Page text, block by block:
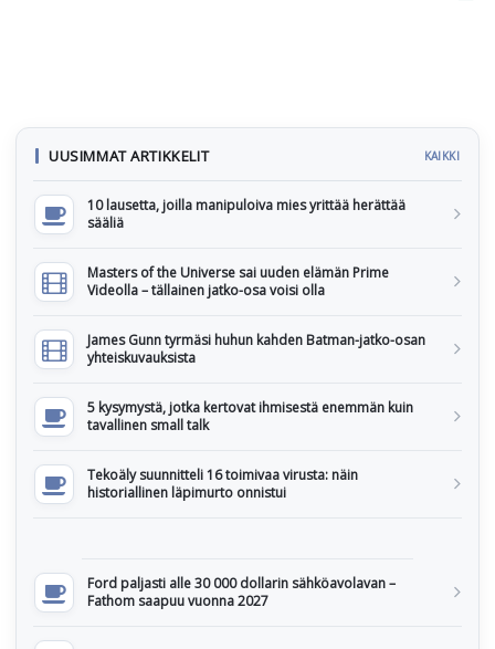
UUSIMMAT ARTIKKELIT KAIKKI
10 lausetta, joilla manipuloiva mies yrittää herättää
sääliä
Masters of the Universe sai uuden elämän Prime
Videolla – tällainen jatko-osa voisi olla
James Gunn tyrmäsi huhun kahden Batman-jatko-osan
yhteiskuvauksista
5 kysymystä, jotka kertovat ihmisestä enemmän kuin
tavallinen small talk
Tekoäly suunnitteli 16 toimivaa virusta: näin
historiallinen läpimurto onnistui
Ford paljasti alle 30 000 dollarin sähköavolavan –
Fathom saapuu vuonna 2027